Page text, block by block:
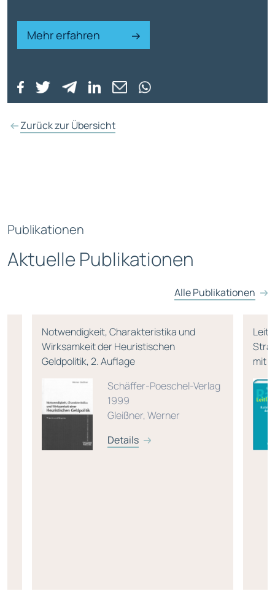
Mehr erfahren
Zurück zur Übersicht
Publikationen
Aktuelle Publikationen
Alle Publikationen
Notwendigkeit, Charakteristika und
Wirksamkeit der Heuristischen
Geldpolitik, 2. Auflage
Schäffer-Poeschel-Verlag
1999
Gleißner, Werner
Details
mit